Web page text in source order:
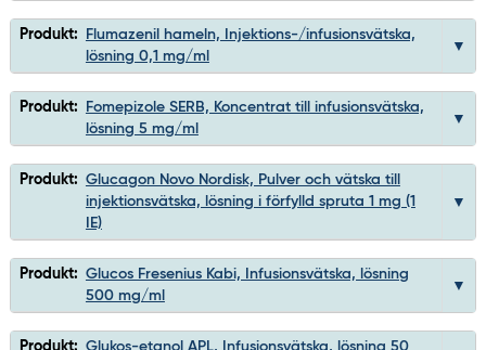
Produkt:
Flumazenil hameln, Injektions-/infusionsvätska,
lösning 0,1 mg/ml
Produkt:
Fomepizole SERB, Koncentrat till infusionsvätska,
lösning 5 mg/ml
Produkt: Glucagon Novo Nordisk, Pulver och vätska till
injektionsvätska, lösning i förfylld spruta 1 mg (1
IE)
Produkt: Glucos Fresenius Kabi, Infusionsvätska, lösning
500 mg/ml